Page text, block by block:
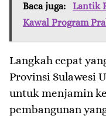
Baca juga:
Lantik
Kawal Program
​Langkah cepat
Provinsi Sulawesi
untuk menjamin
pembangunan